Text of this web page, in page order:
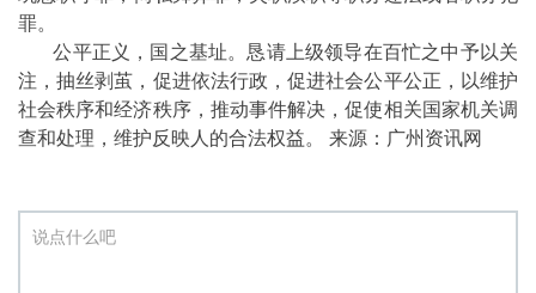
罪。
公平正义，国之基址。恳请上级领导在百忙之中予以关
注，抽丝剥茧，促进依法行政，促进社会公平公正，以维护
社会秩序和经济秩序，推动事件解决，促使相关国家机关调
查和处理，维护反映人的合法权益。 来源：广州资讯网
说点什么吧